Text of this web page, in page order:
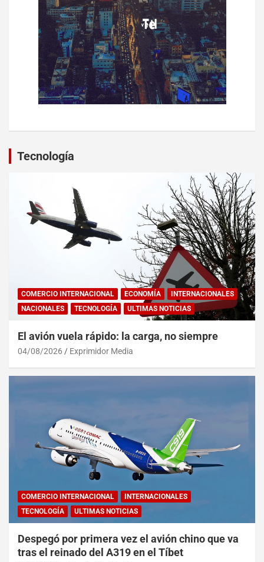
Tecnología
COMERCIO INTERNACIONAL ECONOMÍA
INTERNACIONALES
NACIONALES
TECNOLOGÍA ULTIMAS NOTICIAS
El avión vuela rápido: la carga, no siempre
04/08/2026 Exprimidor Media
COMERCIO INTERNACIONAL
INTERNACIONALES
TECNOLOGÍA
ULTIMAS NOTICIAS
Despegó por primera vez el avión chino que va
tras el reinado del A319 en el Tíbet